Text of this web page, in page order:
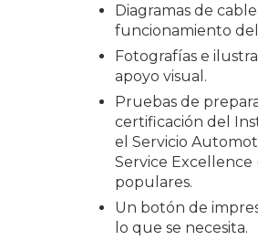
Diagramas de
funcionamiento del
Fotografías e
apoyo visual.
Pruebas de
certificación del
el Servicio
Service Excellence
populares.
Un botón de
lo que se necesita.